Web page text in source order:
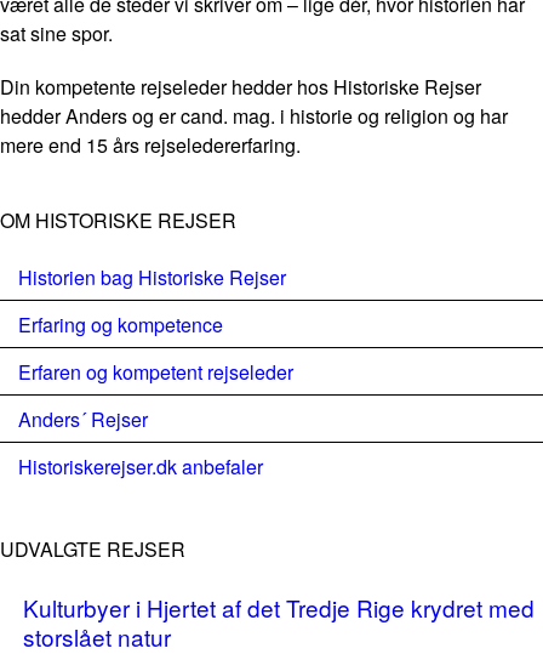
sat sine spor.
Din kompetente rejseleder hedder hos Historiske Rejser
hedder Anders og er cand. mag. i historie og religion og har
mere end 15 års rejseledererfaring.
OM HISTORISKE REJSER
Historien bag Historiske Rejser
Erfaring og kompetence
Erfaren og kompetent rejseleder
Anders´ Rejser
Historiskerejser.dk anbefaler
UDVALGTE REJSER
Kulturbyer i Hjertet af det Tredje Rige krydret med
storslået natur